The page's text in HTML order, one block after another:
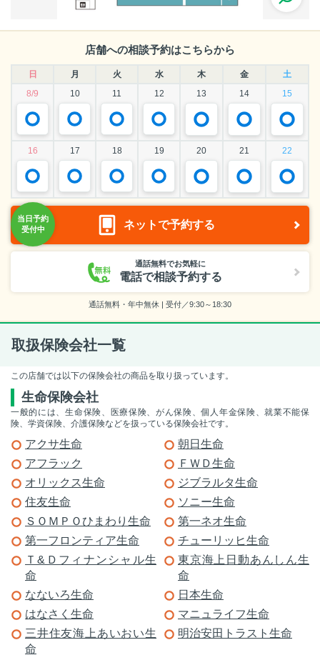
店舗への相談予約はこちらから
日 月 火 水 木 金
土
8/9
10 11 12 13 14 15
16 17 18 19 20 21 22
ネットで予約する
通話無料でお気軽に
電話で相談予約する
通話無料・年中無休 | 受付／9:30～18:30
取扱保険会社一覧
この店舗では以下の保険会社の商品を取り扱っています。
生命保険会社
一般的には、生命保険、医療保険、がん保険、個人年金保険、就業不能保
険、学資保険、介護保険などを扱っている保険会社です。
アクサ生命
朝日生命
アフラック
ＦＷＤ生命
オリックス生命
ジブラルタ生命
住友生命
ソニー生命
ＳＯＭＰＯひまわり生命
第一ネオ生命
第一フロンティア生命
チューリッヒ生命
Ｔ&Ｄフィナンシャル生
命
東京海上日動あんしん生
命
なないろ生命
日本生命
はなさく生命
マニュライフ生命
三井住友海上あいおい生
命
明治安田トラスト生命